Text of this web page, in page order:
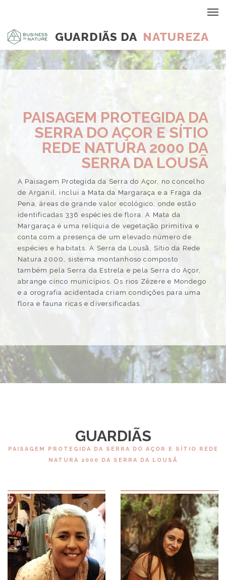
GUARDIÃS DA NATUREZA
PAISAGEM PROTEGIDA DA
SERRA DO AÇOR E SÍTIO
REDE NATURA 2000 DA
SERRA DA LOUSÃ
A Paisagem Protegida da Serra do Açor, no concelho
de Arganil, inclui a Mata da Margaraça e a Fraga da
Pena, áreas de grande valor ecológico, onde estão
identificadas 336 espécies de flora. A Mata da
Margaraça é uma relíquia de vegetação primitiva e
conta com a presença de um elevado número de
espécies e habitats. A Serra da Lousã, Sítio da Rede
Natura 2000, sistema montanhoso composto
também pela Serra da Estrela e pela Serra do Açor,
abrange cinco municípios. Os rios Zêzere e Mondego
e a orografia acidentada criam condições para uma
flora e fauna ricas e diversificadas.
GUARDIÃS
PAISAGEM PROTEGIDA DA SERRA DO AÇOR E SÍTIO REDE
NATURA 2000 DA SERRA DA LOUSÃ